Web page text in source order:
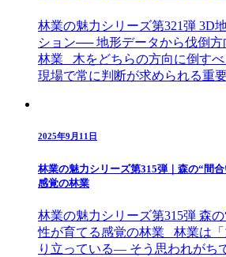
林業の魅力シリーズ第321弾 3D
ション── 地形データから伐倒
林業 木をどちらの方向に倒す
現場で常に判断が求められる重
2025年9月11日
林業の魅力シリーズ第315弾｜森の“間
感覚の林業
林業の魅力シリーズ第315弾 森
性が育てる感覚の林業 林業は
り立っている― そう思われがち